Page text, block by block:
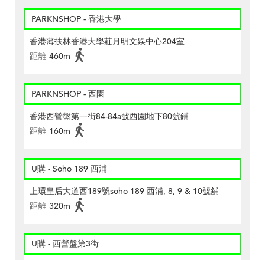
PARKNSHOP - 香港大學
香港薄扶林香港大學莊月明文娛中心204室
距離 460m
PARKNSHOP - 西園
香港西營盤第一街84-84a號西園地下80號鋪
距離 160m
U購 - Soho 189 西浦
上環皇后大道西189號soho 189 西浦, 8, 9 & 10號舖
距離 320m
U購 - 西營盤第3街